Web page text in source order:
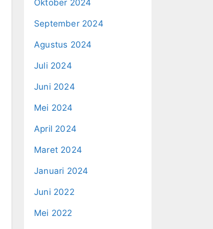
Oktober 2024
September 2024
Agustus 2024
Juli 2024
Juni 2024
Mei 2024
April 2024
Maret 2024
Januari 2024
Juni 2022
Mei 2022